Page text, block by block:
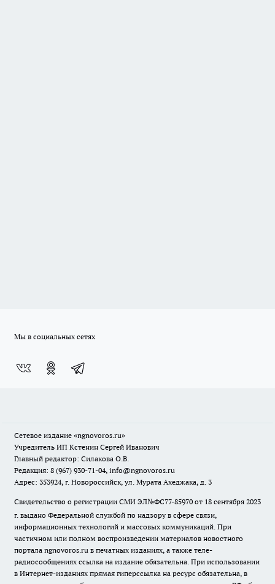
Мы в социальных сетях
Сетевое издание «ngnovoros.ru»
Учредитель ИП Кстенин Сергей Иванович
Главный редактор: Силакова О.В.
Редакция: 8 (967) 930-71-04, info@ngnovoros.ru
Адрес: 353924, г. Новороссийск, ул. Мурата Ахеджака, д. 3
Свидетельство о регистрации СМИ ЭЛ№ФС77-85970 от 18 сентября 2023
г. выдано Федеральной службой по надзору в сфере связи,
информационных технологий и массовых коммуникаций. При
частичном или полном воспроизведении материалов новостного
портала ngnovoros.ru в печатных изданиях, а также теле-
радиосообщениях ссылка на издание обязательна. При использовании
в Интернет-изданиях прямая гиперссылка на ресурс обязательна, в